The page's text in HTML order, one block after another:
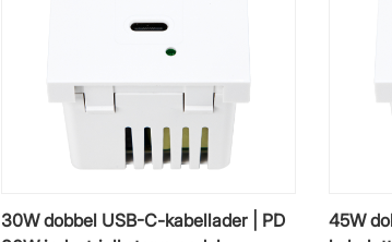
30W dobbel USB-C-kabellader | PD
45W